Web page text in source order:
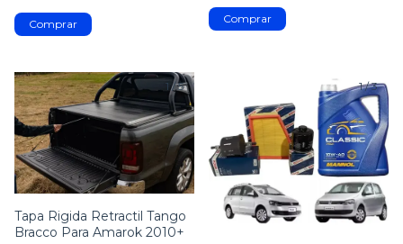
1 /5
Tapa Rigida Retractil Tango
Bracco Para Amarok 2010+
1/3